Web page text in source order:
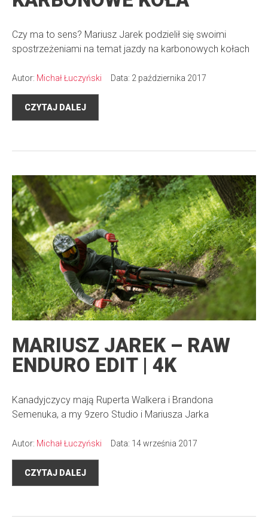
Czy ma to sens? Mariusz Jarek podzielił się swoimi
spostrzeżeniami na temat jazdy na karbonowych kołach
Autor: Michał Łuczyński Data: 2 października 2017
CZYTAJ DALEJ
MARIUSZ JAREK – RAW
ENDURO EDIT | 4K
Kanadyjczycy mają Ruperta Walkera i Brandona
Semenuka, a my 9zero Studio i Mariusza Jarka
Autor: Michał Łuczyński Data: 14 września 2017
CZYTAJ DALEJ